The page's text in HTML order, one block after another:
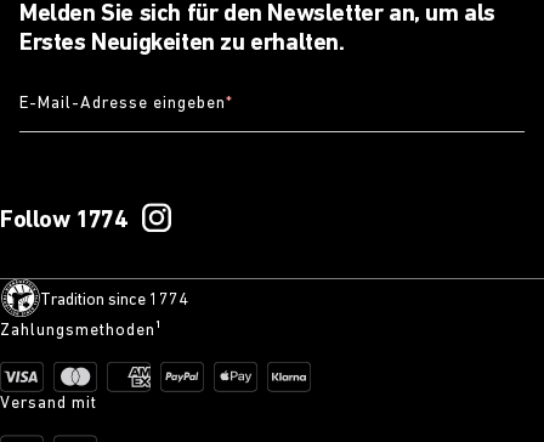
Melden Sie sich für den Newsletter an, um als
Erstes Neuigkeiten zu erhalten.
E-Mail-Adresse eingeben*
Follow 1774
Tradition since 1774
Zahlungsmethoden¹
Versand mit